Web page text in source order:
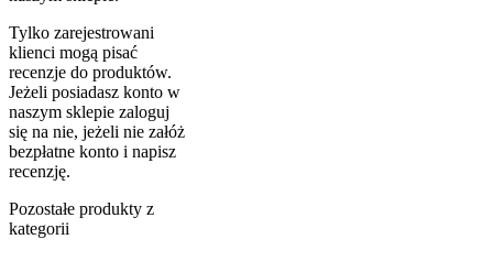
Tylko zarejestrowani
klienci mogą pisać
recenzje do produktów.
Jeżeli posiadasz konto w
naszym sklepie zaloguj
się na nie, jeżeli nie załóż
bezpłatne konto i napisz
recenzję.
Pozostałe produkty z
kategorii